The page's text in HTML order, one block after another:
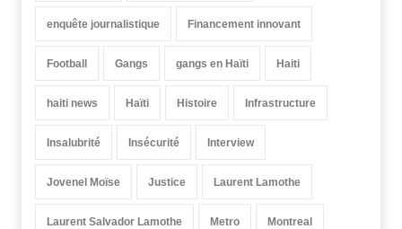
enquête journalistique Financement innovant
Football Gangs gangs en Haïti Haiti
haiti news Haïti Histoire Infrastructure
Insalubrité Insécurité Interview
Jovenel Moïse Justice Laurent Lamothe
Laurent Salvador Lamothe Metro Montreal